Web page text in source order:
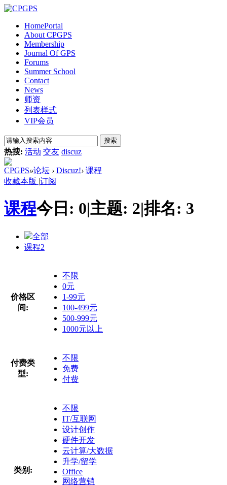
HomePortal
About CPGPS
Membership
Journal Of GPS
Forums
Summer School
Contact
News
师资
列表样式
VIP会员
搜索
热搜: 活动 交友 discuz
CPGPS»论坛 › Discuz!› 课程
收藏本版 |订阅
课程今日: 0|主题: 2|排名: 3
全部
课程2
价格区
间:
不限
0元
1-99元
100-499元
500-999元
1000元以上
付费类
型:
不限
免费
付费
类别:
不限
IT/互联网
设计创作
硬件开发
云计算/大数据
升学/留学
Office
网络营销